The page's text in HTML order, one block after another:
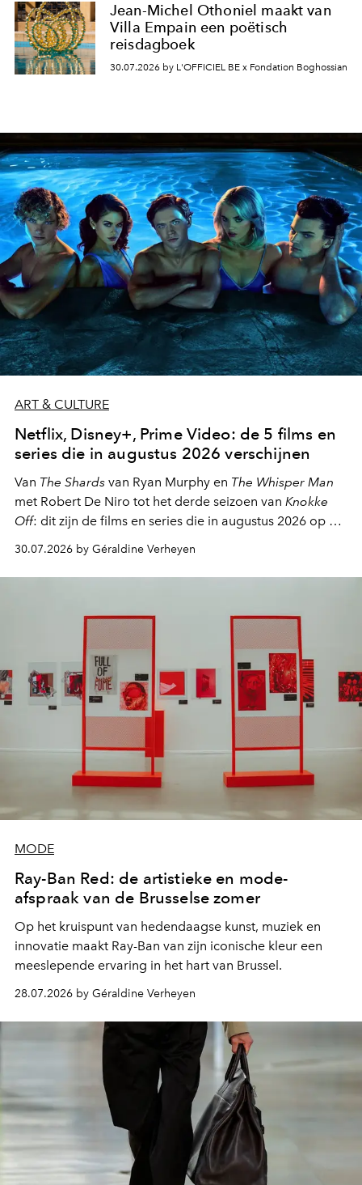
Jean-Michel Othoniel maakt van
Villa Empain een poëtisch
reisdagboek
30.07.2026 by L'OFFICIEL BE x Fondation Boghossian
ART & CULTURE
Netflix, Disney+, Prime Video: de 5 films en
series die in augustus 2026 verschijnen
Van The Shards van Ryan Murphy en The Whisper Man
met Robert De Niro tot het derde seizoen van Knokke
Off: dit zijn de films en series die in augustus 2026 op de
streamingplatformen verschijnen.
30.07.2026 by Géraldine Verheyen
MODE
Ray-Ban Red: de artistieke en mode-
afspraak van de Brusselse zomer
Op het kruispunt van hedendaagse kunst, muziek en
innovatie maakt Ray-Ban van zijn iconische kleur een
meeslepende ervaring in het hart van Brussel.
28.07.2026 by Géraldine Verheyen